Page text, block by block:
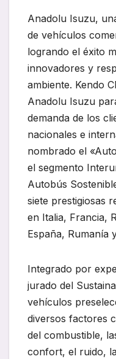
Anadolu Isuzu,
de vehículos
logrando el éxito
innovadores y
ambiente. Kendo
Anadolu Isuzu
demanda de los
nacionales e
nombrado el
el segmento
Autobús
siete prestigiosas
en Italia, Francia,
España, Rumanía
Integrado por
jurado del
vehículos
diversos factores
del combustible,
confort, el ruido,